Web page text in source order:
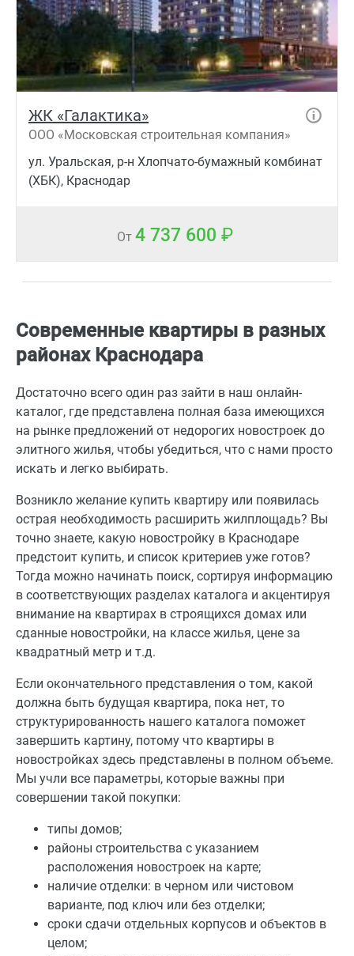
ЖК «Галактика»
ООО «Московская строительная компания»
ул. Уральская, р-н Хлопчато-бумажный комбинат
(ХБК), Краснодар
От 4 737 600
Современные квартиры в разных
районах Краснодара
Достаточно всего один раз зайти в наш онлайн-
каталог, где представлена полная база имеющихся
на рынке предложений от недорогих новостроек до
элитного жилья, чтобы убедиться, что с нами просто
искать и легко выбирать.
Возникло желание купить квартиру или появилась
острая необходимость расширить жилплощадь? Вы
точно знаете, какую новостройку в Краснодаре
предстоит купить, и список критериев уже готов?
Тогда можно начинать поиск, сортируя информацию
в соответствующих разделах каталога и акцентируя
внимание на квартирах в строящихся домах или
сданные новостройки, на классе жилья, цене за
квадратный метр и т.д.
Если окончательного представления о том, какой
должна быть будущая квартира, пока нет, то
структурированность нашего каталога поможет
завершить картину, потому что квартиры в
новостройках здесь представлены в полном объеме.
Мы учли все параметры, которые важны при
совершении такой покупки:
типы домов;
районы строительства с указанием
расположения новостроек на карте;
наличие отделки: в черном или чистовом
варианте, под ключ или без отделки;
сроки сдачи отдельных корпусов и объектов в
целом;